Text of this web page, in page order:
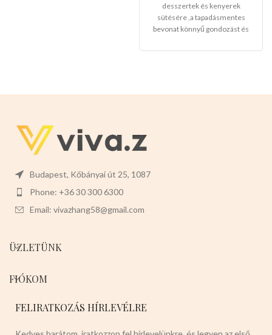
desszertek és kenyerek
sütésére ,a tapadásmentes
bevonat könnyű gondozást és
könnyen levehet,ez megkönnyíti
Budapest, Kőbányai út 25, 1087
Phone: +36 30 300 6300
Email: vivazhang58@gmail.com
ÜZLETÜNK
FIÓKOM
FELIRATKOZÁS HÍRLEVÉLRE